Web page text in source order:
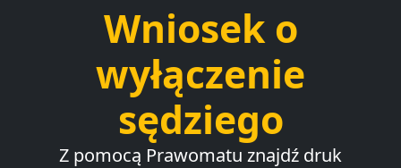
Wniosek o
wyłączenie
sędziego
Z pomocą Prawomatu znajdź druk